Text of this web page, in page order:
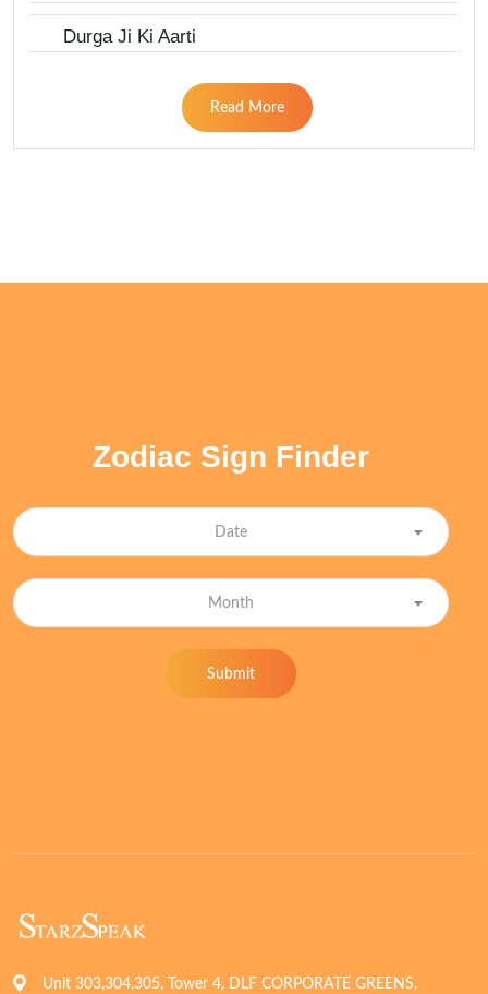
Durga Ji Ki Aarti
Read More
Zodiac Sign Finder
Date
Month
Submit
Unit 303,304,305, Tower 4, DLF CORPORATE GREENS,